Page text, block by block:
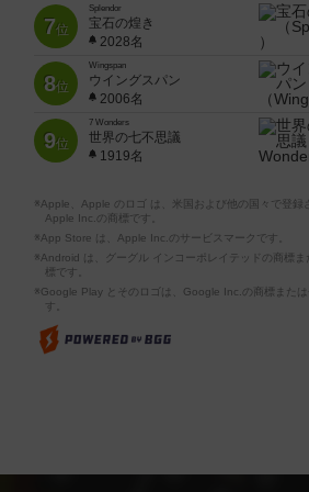
7位
Splendor
宝石の煌き
2028名
8位
Wingspan
ウイングスパン
2006名
9位
7 Wonders
世界の七不思議
1919名
※Apple、Apple のロゴ は、米国および他の国々で登録
Apple Inc.の商標です。
※App Store は、Apple Inc.のサービスマークです。
※Android は、グーグル インコーポレイテッドの商標ま
標です。
※Google Play とそのロゴは、Google Inc.の商標または
す。